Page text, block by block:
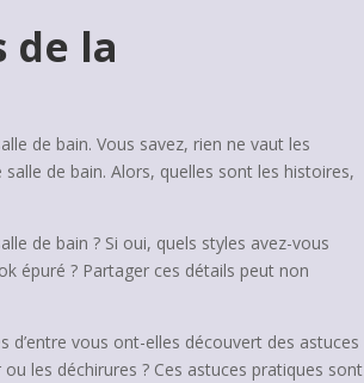
de la
de bain. Vous savez, rien ne vaut les
de bain. Alors, quelles sont les histoires,
de bain ? Si oui, quels styles avez-vous
épuré ? Partager ces détails peut non
d’entre vous ont-elles découvert des astuces
les déchirures ? Ces astuces pratiques sont